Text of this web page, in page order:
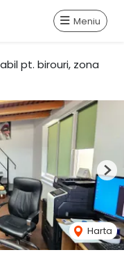
Meniu
pt. birouri, zona
Harta